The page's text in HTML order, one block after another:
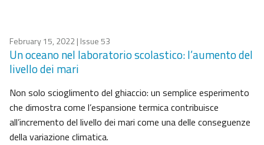
February 15, 2022| Issue 53
Un oceano nel laboratorio scolastico: l’aumento del
livello dei mari
Non solo scioglimento del ghiaccio: un semplice esperimento
che dimostra come l’espansione termica contribuisce
all’incremento del livello dei mari come una delle conseguenze
della variazione climatica.